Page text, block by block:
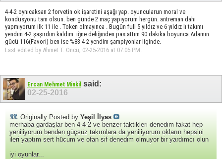
4-4-2 oynıcaksan 2 forvetin ok işaretini aşağı yap. oyuncularun moral ve
kondüsyonu tam olsun. ben günde 2 maç yapıyorum hergün. antreman dahi
yapmıyorum ilk 11 ile . Token olmayınca . Bugün full 5 yıldız ve 6 yıldız lı takımı
yendim 4-2 şaşırdım kaldım. iğne deliğinden pas attım 90 dakika boyunca.Adamın
gücü 116(Favori) ben ise %83 4-2 yendim şampiyonlar liginde.
Last edited by Ahmet T. Öncü; 02-25-2016 at 07:05 PM.
Ercan Mehmet Minkil said:
02-25-2016
Originally Posted by Yeşil İlyas
merhaba gardaşlar ben 4-4-2 ve benzer taktikleri denedim fakat hep
yeniliyorum benden güçsüz takımlara da yeniliyorum okların hepsini
ileri yaptım sert hücum ve ofan sif denedim olmuyor bir yardımcı olun
iyi oyunlar...